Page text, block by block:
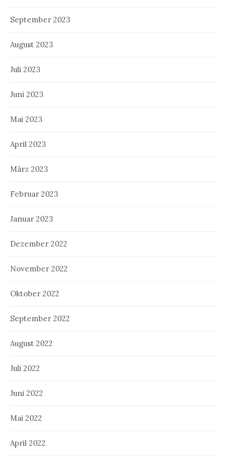
September 2023
August 2023
Juli 2023
Juni 2023
Mai 2023
April 2023
März 2023
Februar 2023
Januar 2023
Dezember 2022
November 2022
Oktober 2022
September 2022
August 2022
Juli 2022
Juni 2022
Mai 2022
April 2022